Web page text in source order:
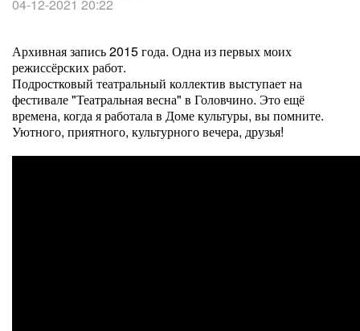
04-12-2021 20:22
Архивная запись 2015 года. Одна из первых моих
режиссёрских работ.
Подростковый театральный коллектив выступает на
фестивале "Театральная весна" в Головчино. Это ещё
времена, когда я работала в Доме культуры, вы помните.
Уютного, приятного, культурного вечера, друзья!